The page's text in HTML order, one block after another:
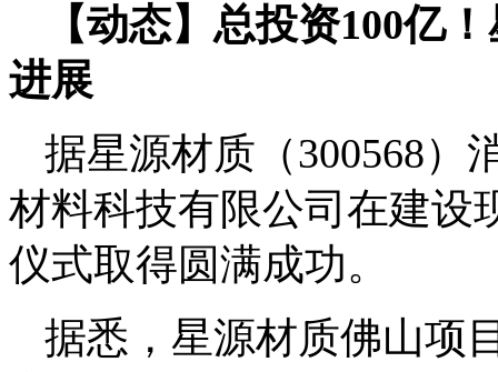
【动态】总投资100亿
进展
据星源材质（300568）
材料科技有限公司在建设
仪式取得圆满成功。
据悉，星源材质佛山项